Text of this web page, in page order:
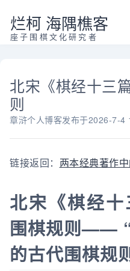
烂柯 海隅樵客
座子围棋文化研究者
北宋《棋经十三
则
章浒个人博客发布于2026-7-4
链接返回： 两本经典著作
北宋《棋经
围棋规则——
的古代围棋规